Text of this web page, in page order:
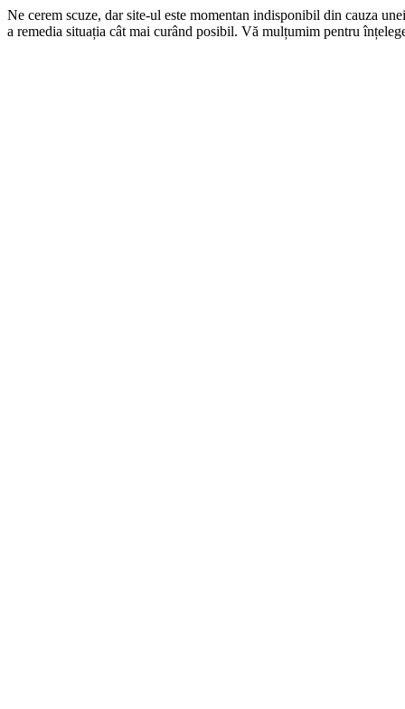
Ne cerem scuze, dar site-ul este momentan indisponibil din cauza
a remedia situația cât mai curând posibil. Vă mulțumim pentru